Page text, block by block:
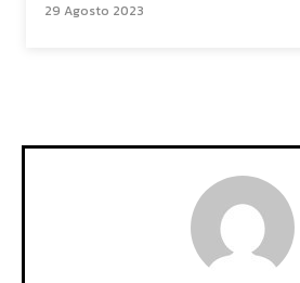
29 Agosto 2023